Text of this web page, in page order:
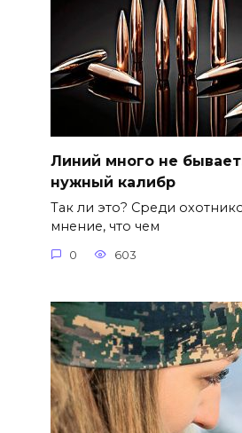
Линий много не
нужный калибр
Так ли это? Среди
мнение, что чем
0 603